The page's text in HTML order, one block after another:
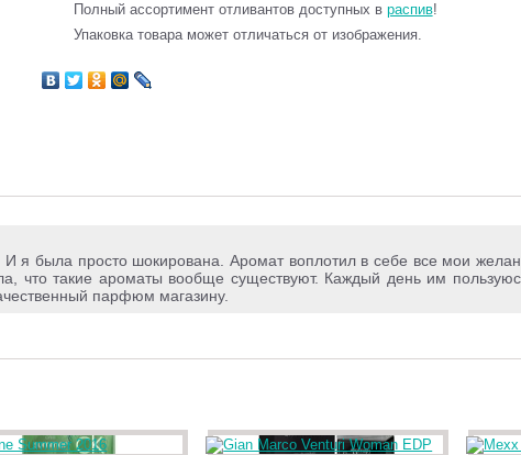
Полный ассортимент отливантов доступных в распив!
Упаковка товара может отличаться от изображения.
я была просто шокирована. Аромат воплотил в себе все мои
что такие ароматы вообще существуют. Каждый день им
парфюм магазину.